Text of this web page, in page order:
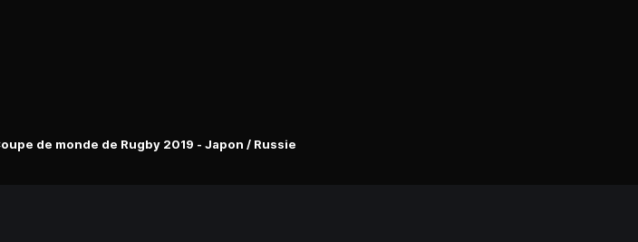
de monde de Rugby 2019 - Japon / Russie